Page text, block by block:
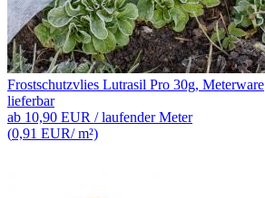
Frostschutzvlies Lutrasil Pro 30g, Meterware
lieferbar
ab 10,90 EUR / laufender Meter
(0,91 EUR/ m²)